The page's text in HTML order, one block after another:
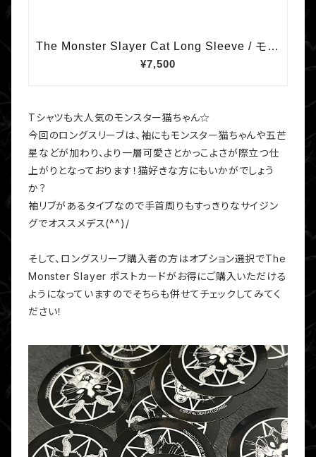
Tシャツも大人気のモンスター猫ちゃん☆
今回のロングスリーブは、袖にもモンスター猫ちゃんや五芒
星などが加わり、より一層可愛さとかっこよさが際立つ仕
上がりとなっております！猫好きな方にもいかがでしょう
か？
袖リブがあるタイプなので手首周りもすっきりなサイジン
グでオススメデス(^^)/
そして、ロングスリーブ購入者の方はオプション選択でThe
Monster Slayer ポストカードがお得にご購入いただける
ようになっていますのでそちらも併せてチェックしてみてく
ださい！